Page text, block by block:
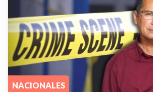
NACIONALES